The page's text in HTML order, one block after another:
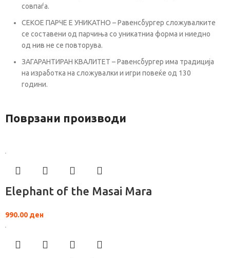
совпаѓа.
СЕКОЕ ПАРЧЕ Е УНИКАТНО – Равенсбургер сложувалките
се составени од парчиња со уникатниа форма и ниедно
од нив не се повторува.
ЗАГАРАНТИРАН КВАЛИТЕТ – Равенсбургер има традиција
на изработка на сложувалки и игри повеќе од 130
години.
Поврзани производи
Elephant of the Masai Mara
990.00 ден